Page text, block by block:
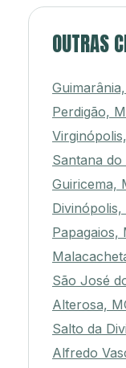
OUTRAS
Perdigão,
Santana
Guiricema,
Divinópolis,
Papagaios,
São José
Alterosa,
Salto da
Alfredo